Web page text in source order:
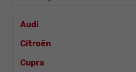
Audi
Citroën
Cupra